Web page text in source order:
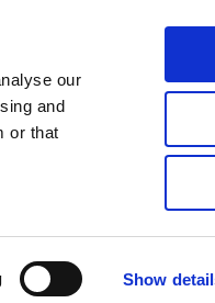
our
and
or that
Show
Barudstyr